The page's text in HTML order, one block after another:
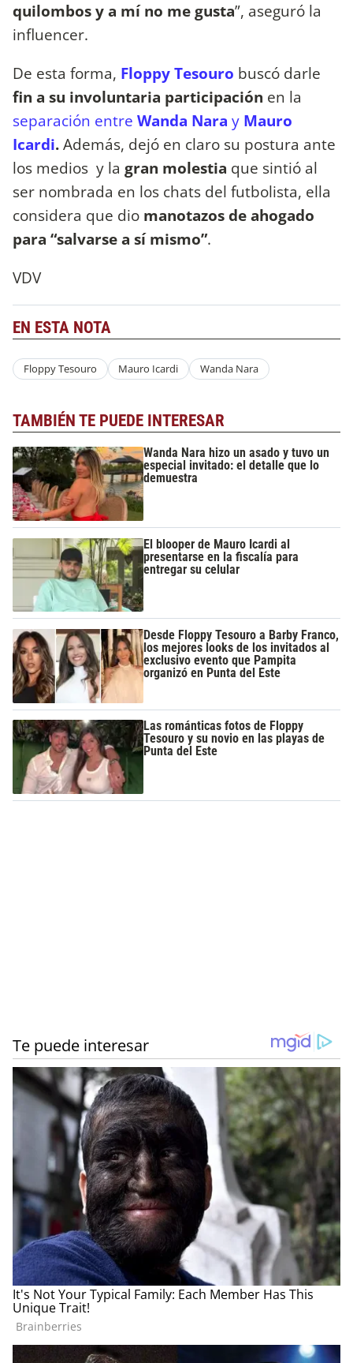
quilombos y a mí no me gusta”, aseguró la
influencer.
De esta forma, Floppy Tesouro buscó darle
fin a su involuntaria participación en la
separación entre Wanda Nara y Mauro
Icardi.Además, dejó en claro su postura ante
los medios y la gran molestia que sintió al
ser nombrada en los chats del futbolista, ella
considera que dio manotazos de ahogado
para “salvarse a sí mismo”.
VDV
EN ESTA NOTA
Floppy Tesouro Mauro Icardi Wanda Nara
TAMBIÉN TE PUEDE INTERESAR
Wanda Nara hizo un asado y tuvo un
especial invitado: el detalle que lo
demuestra
El blooper de Mauro Icardi al
presentarse en la fiscalía para
entregar su celular
Desde Floppy Tesouro a Barby Franco,
los mejores looks de los invitados al
exclusivo evento que Pampita
organizó en Punta del Este
Las románticas fotos de Floppy
Tesouro y su novio en las playas de
Punta del Este